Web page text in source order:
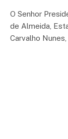
O Senhor
de Almeida,
Carvalho